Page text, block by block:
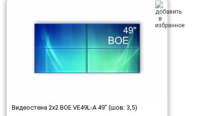
Видеостена 2x2 BOE VE49L-A 49" (шов: 3,5)